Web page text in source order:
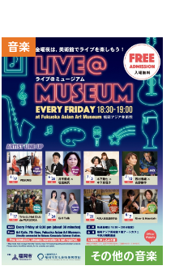
音楽
その他の音楽